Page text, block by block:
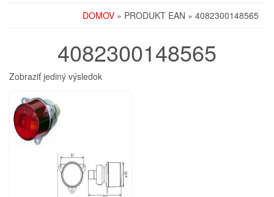
DOMOV » PRODUKT EAN » 4082300148565
4082300148565
Zobraziť jediný výsledok